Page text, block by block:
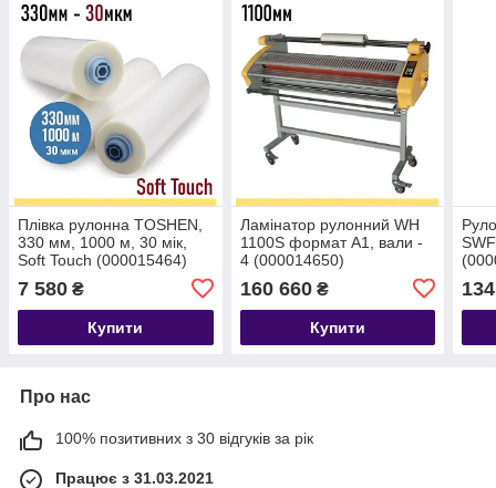
Плівка рулонна TOSHEN,
330 мм, 1000 м, 30 мік,
Soft Touch (000015464)
7 580 ₴
Купити
Ламінатор рулонний WH
1100S формат A1, вали -
4 (000014650)
160 660₴
Купити
Про нас
100% позитивних з 30 відгуків за рік
Працює з 31.03.2021